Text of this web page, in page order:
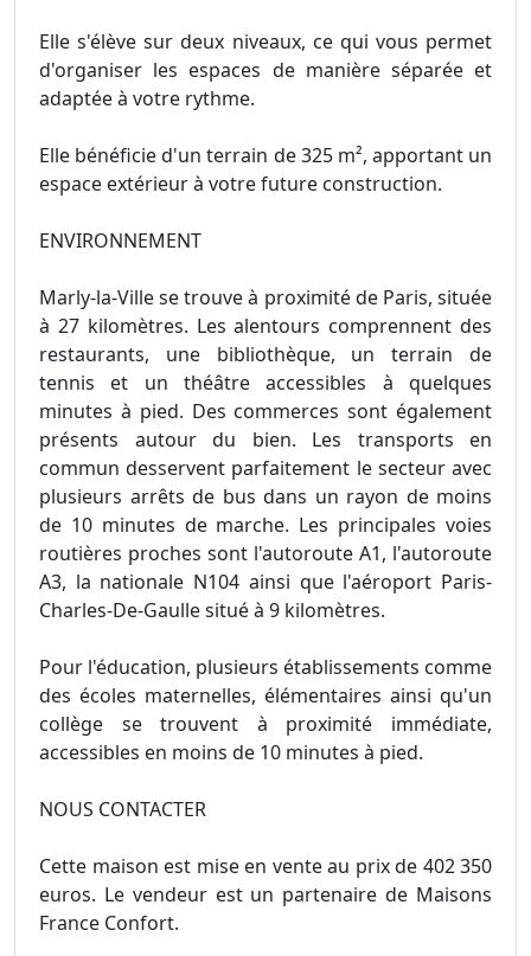
Elle s'élève sur deux niveaux, ce qui vous permet
d'organiser les espaces de manière séparée et
adaptée à votre rythme.
Elle bénéficie d'un terrain de 325 m², apportant un
espace extérieur à votre future construction.
ENVIRONNEMENT
Marly-la-Ville se trouve à proximité de Paris, située
à 27 kilomètres. Les alentours comprennent des
restaurants, une bibliothèque, un terrain de
tennis et un théâtre accessibles à quelques
minutes à pied. Des commerces sont également
présents autour du bien. Les transports en
commun desservent parfaitement le secteur avec
plusieurs arrêts de bus dans un rayon de moins
de 10 minutes de marche. Les principales voies
routières proches sont l'autoroute A1, l'autoroute
A3, la nationale N104 ainsi que l'aéroport Paris-
Charles-De-Gaulle situé à 9 kilomètres.
Pour l'éducation, plusieurs établissements comme
des écoles maternelles, élémentaires ainsi qu'un
collège se trouvent à proximité immédiate,
accessibles en moins de 10 minutes à pied.
NOUS CONTACTER
Cette maison est mise en vente au prix de 402 350
euros. Le vendeur est un partenaire de Maisons
France Confort.